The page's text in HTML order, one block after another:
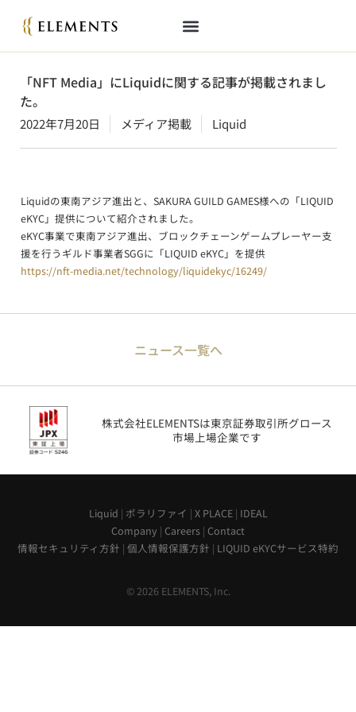
「NFT Media」にLiquidに関する記事が掲載されまし
た。
2022年7月20日 メディア掲載 Liquid
Liquidの東南アジア進出と、SAKURA GUILD GAMES様への「LIQUID
eKYC」提供について紹介されました。
eKYC事業で東南アジア進出、ブロックチェーンゲームプレーヤー支
援を行うギルド事業者SGGに「LIQUID eKYC」を提供
https://nft-media.net/technology/liquidekyc/16249/
ニュース一覧へ
株式会社ELEMENTSは東京証券取引所グロース
市場上場企業です
Liquid | ポラリファイ | X PLACE| IDEAL
Company | Careers | Contact
情報セキュリティ方針 | 個人情報保護方針 | LIQUID eKYCサービス特約
© 2026 ELEMENTS, Inc.